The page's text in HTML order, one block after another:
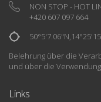
NON STOP - HOT
+420 607 097 664
Belehrung über die
und über die
Links